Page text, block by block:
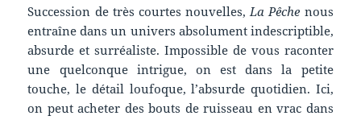
Succession de très courtes nouvelles,La Pêche nous
entraîne dans un univers absolument indescriptible,
absurde et surréaliste. Impossible de vous raconter
une quelconque intrigue, on est dans la petite
touche, le détail loufoque, l’absurde quotidien. Ici,
on peut acheter des bouts de ruisseau en vrac dans